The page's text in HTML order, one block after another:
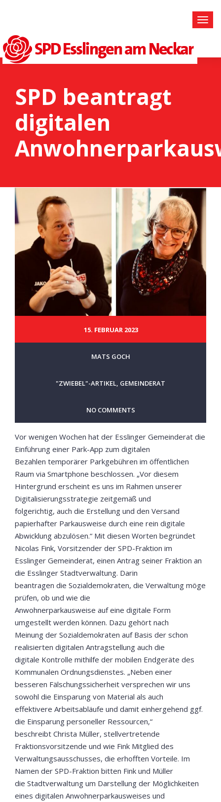
SPD beantragt
digitalen
15. FEBRUAR 2023
MATS GOCH
"ZWIEBEL"-ARTIKEL, GEMEINDERAT
NO COMMENTS
Vor wenigen Wochen hat der Esslinger Gemeinderat die
Einführung einer Park-App zum digitalen
Bezahlen temporärer Parkgebühren im öffentlichen
Raum via Smartphone beschlossen. „Vor diesem
Hintergrund erscheint es uns im Rahmen unserer
Digitalisierungsstrategie zeitgemäß und
folgerichtig, auch die Erstellung und den Versand
papierhafter Parkausweise durch eine rein digitale
Abwicklung abzulösen.“ Mit diesen Worten begründet
Nicolas Fink, Vorsitzender der SPD-Fraktion im
Esslinger Gemeinderat, einen Antrag seiner Fraktion an
die Esslinger Stadtverwaltung. Darin
beantragen die Sozialdemokraten, die Verwaltung möge
prüfen, ob und wie die
Anwohnerparkausweise auf eine digitale Form
umgestellt werden können. Dazu gehört nach
Meinung der Sozialdemokraten auf Basis der schon
realisierten digitalen Antragstellung auch die
digitale Kontrolle mithilfe der mobilen Endgeräte des
Kommunalen Ordnungsdienstes. „Neben einer
besseren Fälschungssicherheit versprechen wir uns
sowohl die Einsparung von Material als auch
effektivere Arbeitsabläufe und damit einhergehend ggf.
die Einsparung personeller Ressourcen,“
beschreibt Christa Müller, stellvertretende
Fraktionsvorsitzende und wie Fink Mitglied des
Verwaltungsausschusses, die erhofften Vorteile. Im
Namen der SPD-Fraktion bitten Fink und Müller
die Stadtverwaltung um Darstellung der Möglichkeiten
eines digitalen Anwohnerparkausweises und